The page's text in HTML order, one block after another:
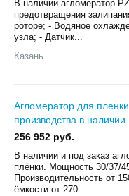
В наличии агломератор
предотвращения
роторе; - Водяное
узла; - Датчик...
Казань
Агломератор для
производства в наличии
256 952 руб.
В наличии и под заказ
плёнки. Мощность 30/37/
Производительность от
ёмкости от 270...